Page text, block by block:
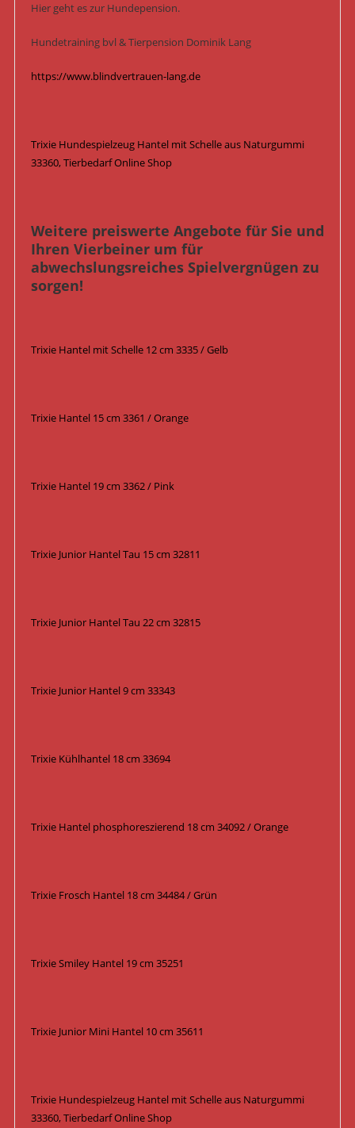
Hier geht es zur Hundepension.
Hundetraining bvl & Tierpension Dominik Lang
https://www.blindvertrauen-lang.de
Trixie Hundespielzeug Hantel mit Schelle aus Naturgummi
33360, Tierbedarf Online Shop
Weitere preiswerte Angebote für Sie und
Ihren Vierbeiner um für
abwechslungsreiches Spielvergnügen zu
sorgen!
Trixie Hantel mit Schelle 12 cm 3335 / Gelb
Trixie Hantel 15 cm 3361 / Orange
Trixie Hantel 19 cm 3362 / Pink
Trixie Junior Hantel Tau 15 cm 32811
Trixie Junior Hantel Tau 22 cm 32815
Trixie Junior Hantel 9 cm 33343
Trixie Kühlhantel 18 cm 33694
Trixie Hantel phosphoreszierend 18 cm 34092 / Orange
Trixie Frosch Hantel 18 cm 34484 / Grün
Trixie Smiley Hantel 19 cm 35251
Trixie Junior Mini Hantel 10 cm 35611
Trixie Hundespielzeug Hantel mit Schelle aus Naturgummi
33360, Tierbedarf Online Shop